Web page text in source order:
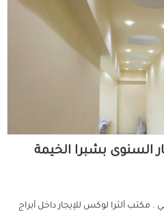
220م للايجار السنوى بشبرا الخيمة
. مكتب ألترا لوكس للإيجار داخل أبراج